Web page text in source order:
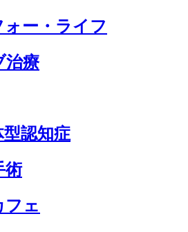
ー・ライフ
治療
認知症
術
フェ